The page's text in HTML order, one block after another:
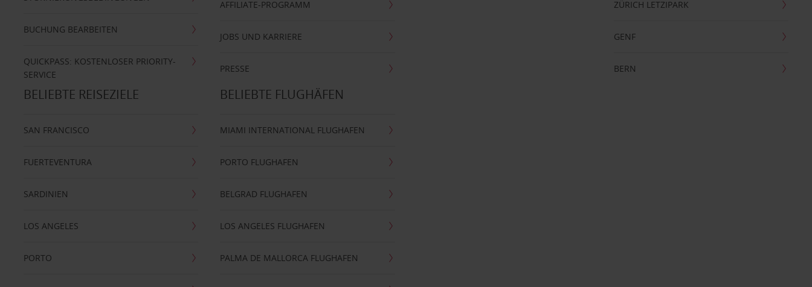
BUCHUNG BEARBEITEN
QUICKPASS: KOSTENLOSER PRIORITY-
SERVICE
AFFILIATE-PROGRAMM
JOBS UND KARRIERE
PRESSE
ZÜRICH LETZIPARK
GENF
BERN
BELIEBTE REISEZIELE
SAN FRANCISCO
FUERTEVENTURA
SARDINIEN
LOS ANGELES
PORTO
BELIEBTE FLUGHÄFEN
MIAMI INTERNATIONAL FLUGHAFEN
PORTO FLUGHAFEN
BELGRAD FLUGHAFEN
LOS ANGELES FLUGHAFEN
PALMA DE MALLORCA FLUGHAFEN